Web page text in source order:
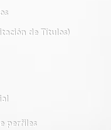
de Títulos)
perfiles